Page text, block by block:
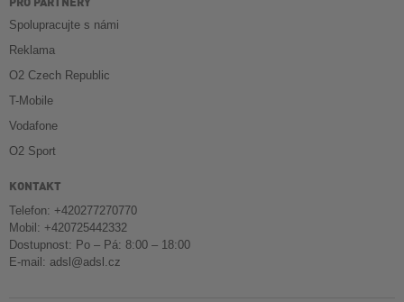
Spolupracujte s námi
Reklama
O2 Czech Republic
T-Mobile
Vodafone
O2 Sport
KONTAKT
Telefon: +420277270770
Mobil: +420725442332
Dostupnost: Po – Pá: 8:00 – 18:00
E-mail: adsl@adsl.cz